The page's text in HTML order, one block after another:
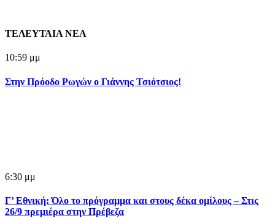
ΤΕΛΕΥΤΑΙΑ ΝΕΑ
10:59 μμ
Στην Πρόοδο Ρωγών ο Γιάννης Τσιότσιος!
6:30 μμ
Γ’ Εθνική: Όλο το πρόγραμμα και στους δέκα ομίλους – Στις
26/9 πρεμιέρα στην Πρέβεζα